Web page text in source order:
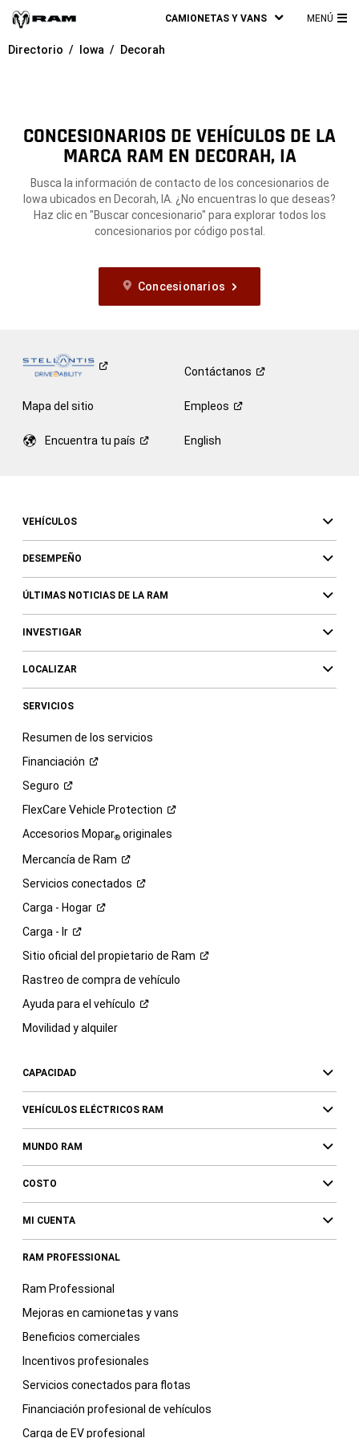
CAMIONETAS Y VANS MENÚ
Directorio Iowa Decorah
CONCESIONARIOS DE VEHÍCULOS DE LA
MARCA RAM EN DECORAH, IA
Busca la información de contacto de los concesionarios de
Iowa ubicados en Decorah, IA. ¿No encuentras lo que deseas?
Haz clic en "Buscar concesionario" para explorar todos los
concesionarios por código postal.
Concesionarios
Contáctanos
Mapa del sitio Empleos
Encuentra tu país English
VEHÍCULOS
DESEMPEÑO
ÚLTIMAS NOTICIAS DE LA RAM
INVESTIGAR
LOCALIZAR
SERVICIOS
Resumen de los servicios
Financiación
Seguro
FlexCare Vehicle Protection
Accesorios Mopar®originales
Mercancía de Ram
Servicios conectados
Carga - Hogar
Carga - Ir
Sitio oficial del propietario de Ram
Rastreo de compra de vehículo
Ayuda para el vehículo
Movilidad y alquiler
CAPACIDAD
VEHÍCULOS ELÉCTRICOS RAM
MUNDO RAM
COSTO
MI CUENTA
RAM PROFESSIONAL
Ram Professional
Mejoras en camionetas y vans
Beneficios comerciales
Incentivos profesionales
Servicios conectados para flotas
Financiación profesional de vehículos
Carga de EV profesional